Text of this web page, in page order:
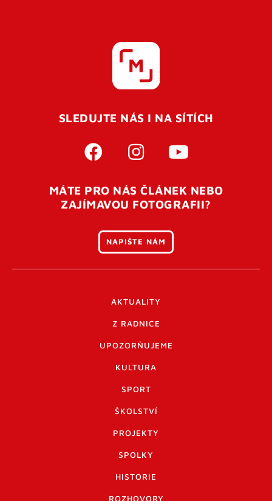
SLEDUJTE NÁS I NA SÍTÍCH
MÁTE PRO NÁS ČLÁNEK NEBO
ZAJÍMAVOU FOTOGRAFII?
NAPIŠTE NÁM
AKTUALITY
Z RADNICE
UPOZORŇUJEME
KULTURA
SPORT
ŠKOLSTVÍ
PROJEKTY
SPOLKY
HISTORIE
ROZHOVORY